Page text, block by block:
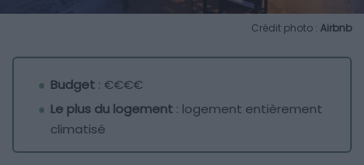
Crédit photo : Airbnb
Budget : €€€€
Le plus du logement : logement entièrement
climatisé